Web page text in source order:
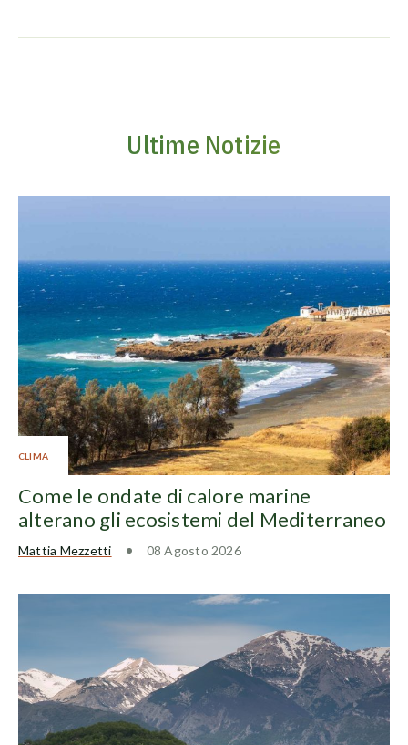
Ultime Notizie
CLIMA
Come le ondate di calore marine
alterano gli ecosistemi del Mediterraneo
Mattia Mezzetti 08 Agosto 2026